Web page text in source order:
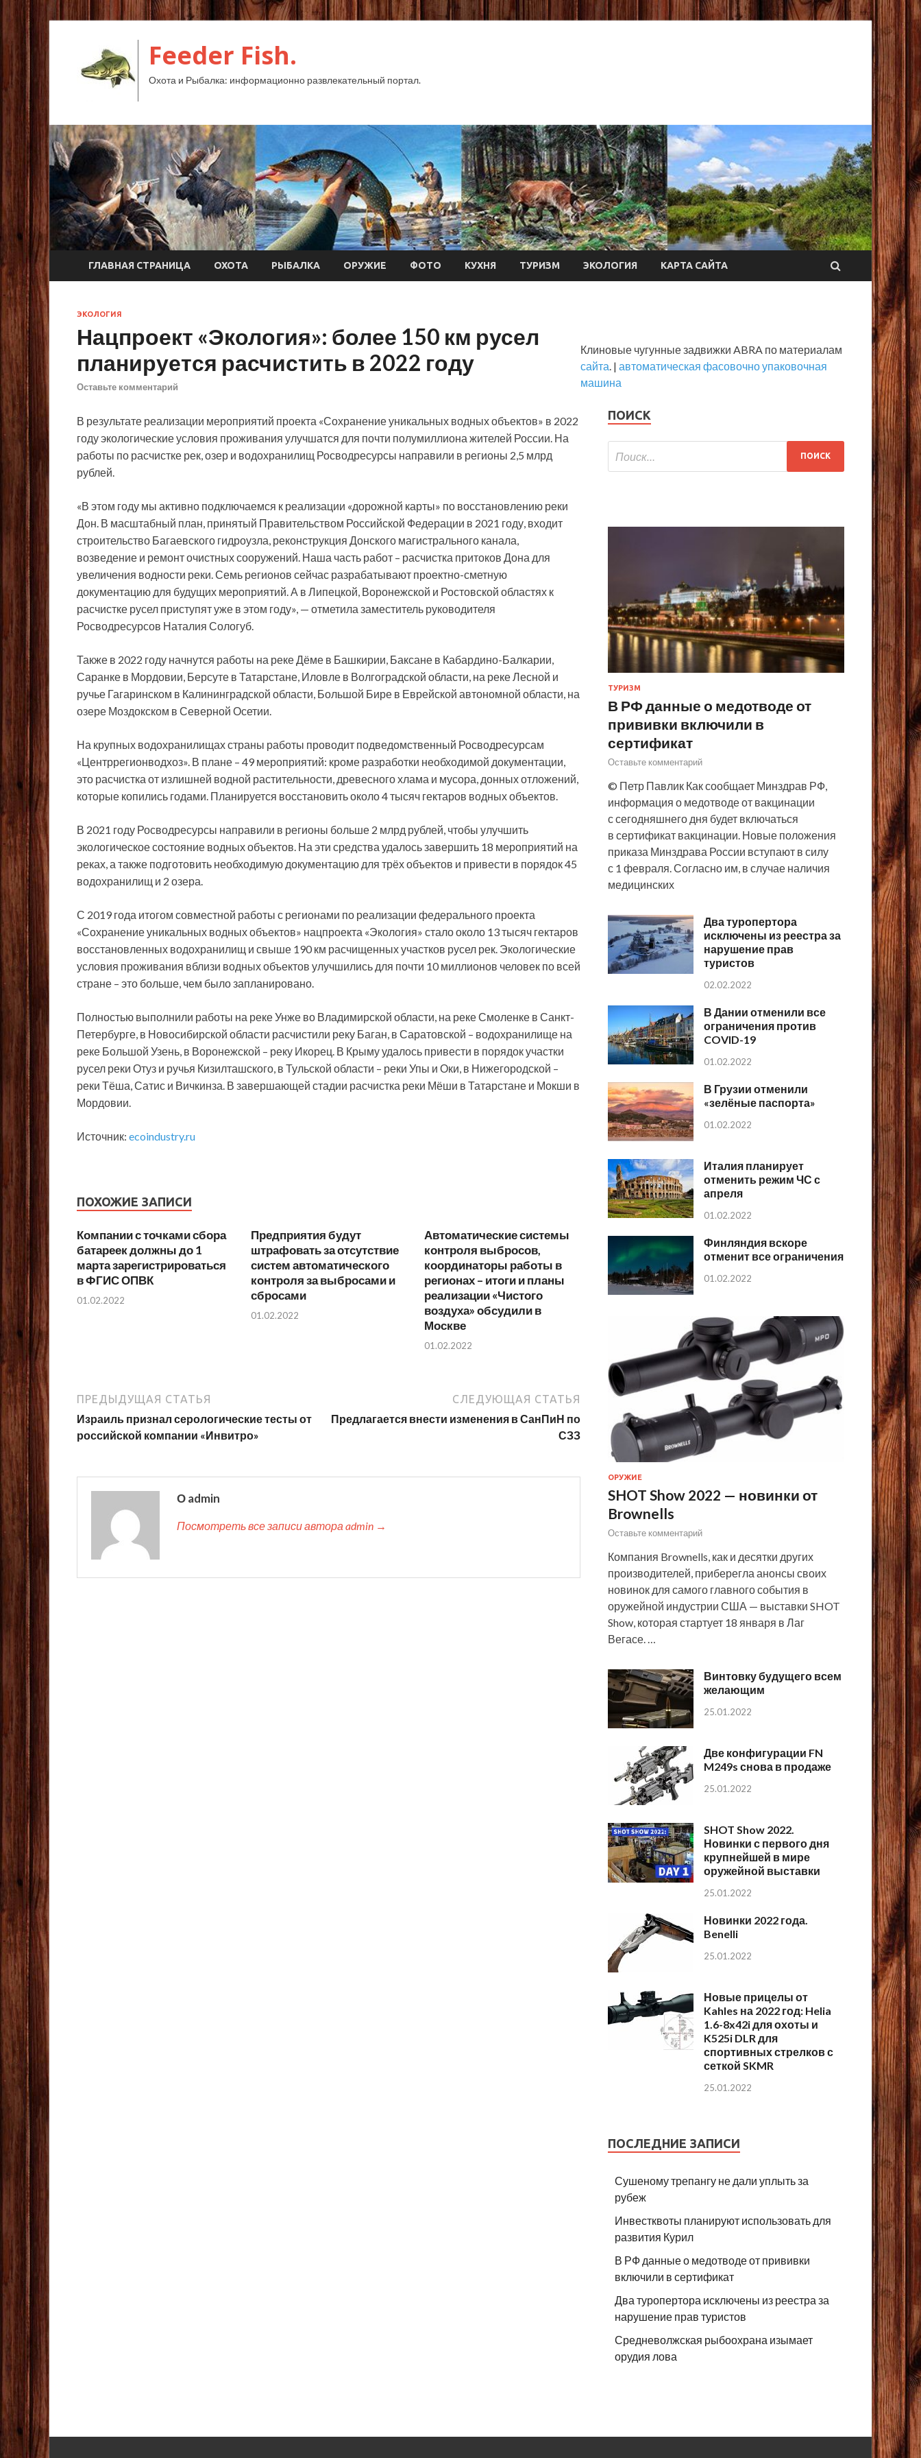
Feeder Fish.
Охота и Рыбалка: информационно развлекательный портал.
ГЛАВНАЯ СТРАНИЦА ОХОТА РЫБАЛКА ОРУЖИЕ ФОТО КУХНЯ ТУРИЗМ ЭКОЛОГИЯ КАРТА САЙТА
ЭКОЛОГИЯ
Нацпроект «Экология»: более 150 км русел
планируется расчистить в 2022 году
Оставьте комментарий
В результате реализации мероприятий проекта «Сохранение уникальных водных объектов» в 2022
году экологические условия проживания улучшатся для почти полумиллиона жителей России. На
работы по расчистке рек, озер и водохранилищ Росводресурсы направили в регионы 2,5 млрд
рублей.
«В этом году мы активно подключаемся к реализации «дорожной карты» по восстановлению реки
Дон. В масштабный план, принятый Правительством Российской Федерации в 2021 году, входит
строительство Багаевского гидроузла, реконструкция Донского магистрального канала,
возведение и ремонт очистных сооружений. Наша часть работ – расчистка притоков Дона для
увеличения водности реки. Семь регионов сейчас разрабатывают проектно-сметную
документацию для будущих мероприятий. А в Липецкой, Воронежской и Ростовской областях к
расчистке русел приступят уже в этом году», — отметила заместитель руководителя
Росводресурсов Наталия Сологуб.
Также в 2022 году начнутся работы на реке Дёме в Башкирии, Баксане в Кабардино-Балкарии,
Саранке в Мордовии, Берсуте в Татарстане, Иловле в Волгоградской области, на реке Лесной и
ручье Гагаринском в Калининградской области, Большой Бире в Еврейской автономной области, на
озере Моздокском в Северной Осетии.
На крупных водохранилищах страны работы проводит подведомственный Росводресурсам
«Центррегионводхоз». В плане – 49 мероприятий: кроме разработки необходимой документации,
это расчистка от излишней водной растительности, древесного хлама и мусора, донных отложений,
которые копились годами. Планируется восстановить около 4 тысяч гектаров водных объектов.
В 2021 году Росводресурсы направили в регионы больше 2 млрд рублей, чтобы улучшить
экологическое состояние водных объектов. На эти средства удалось завершить 18 мероприятий на
реках, а также подготовить необходимую документацию для трёх объектов и привести в порядок 45
водохранилищ и 2 озера.
С 2019 года итогом совместной работы с регионами по реализации федерального проекта
«Сохранение уникальных водных объектов» нацпроекта «Экология» стало около 13 тысяч гектаров
восстановленных водохранилищ и свыше 190 км расчищенных участков русел рек. Экологические
условия проживания вблизи водных объектов улучшились для почти 10 миллионов человек по всей
стране – это больше, чем было запланировано.
Полностью выполнили работы на реке Унже во Владимирской области, на реке Смоленке в Санкт-
Петербурге, в Новосибирской области расчистили реку Баган, в Саратовской – водохранилище на
реке Большой Узень, в Воронежской – реку Икорец. В Крыму удалось привести в порядок участки
русел реки Отуз и ручья Кизилташского, в Тульской области – реки Упы и Оки, в Нижегородской –
реки Тёша, Сатис и Вичкинза. В завершающей стадии расчистка реки Мёши в Татарстане и Мокши в
Мордовии.
Источник: ecoindustry.ru
ПОХОЖИЕ ЗАПИСИ
Компании с точками сбора
батареек должны до 1
марта зарегистрироваться
в ФГИС ОПВК
01.02.2022
Предприятия будут
штрафовать за отсутствие
систем автоматического
контроля за выбросами и
сбросами
01.02.2022
Автоматические системы
контроля выбросов,
координаторы работы в
регионах – итоги и планы
реализации «Чистого
воздуха» обсудили в
Москве
01.02.2022
ПРЕДЫДУЩАЯ СТАТЬЯ
Израиль признал серологические тесты от
российской компании «Инвитро»
СЛЕДУЮЩАЯ СТАТЬЯ
Предлагается внести изменения в СанПиН по
СЗЗ
О admin
Посмотреть все записи автора admin →
Клиновые чугунные задвижки ABRA по материалам
сайта. | автоматическая фасовочно упаковочная
машина
ПОИСК
ТУРИЗМ
В РФ данные о медотводе от
прививки включили в
сертификат
Оставьте комментарий
© Петр Павлик Как сообщает Минздрав РФ,
информация о медотводе от вакцинации
с сегодняшнего дня будет включаться
в сертификат вакцинации. Новые положения
приказа Минздрава России вступают в силу
с 1 февраля. Согласно им, в случае наличия
медицинских
Два туропертора
исключены из реестра за
нарушение прав
туристов
02.02.2022
В Дании отменили все
ограничения против
COVID-19
01.02.2022
В Грузии отменили
«зелёные паспорта»
01.02.2022
Италия планирует
отменить режим ЧС с
апреля
01.02.2022
Финляндия вскоре
отменит все ограничения
01.02.2022
ОРУЖИЕ
SHOT Show 2022 — новинки от
Brownells
Оставьте комментарий
Компания Brownells, как и десятки других
производителей, приберегла анонсы своих
новинок для самого главного события в
оружейной индустрии США — выставки SHOT
Show, которая стартует 18 января в Лаг
Вегасе. …
Винтовку будущего всем
желающим
25.01.2022
Две конфигурации FN
M249s снова в продаже
25.01.2022
SHOT Show 2022.
Новинки с первого дня
крупнейшей в мире
оружейной выставки
25.01.2022
Новинки 2022 года.
Benelli
25.01.2022
Новые прицелы от
Kahles на 2022 год: Helia
1.6-8x42i для охоты и
K525i DLR для
спортивных стрелков с
сеткой SKMR
25.01.2022
ПОСЛЕДНИЕ ЗАПИСИ
Сушеному трепангу не дали уплыть за
рубеж
Инвестквоты планируют использовать для
развития Курил
В РФ данные о медотводе от прививки
включили в сертификат
Два туропертора исключены из реестра за
нарушение прав туристов
Средневолжская рыбоохрана изымает
орудия лова